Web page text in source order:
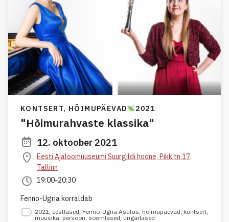
KONTSERT, HÕIMUPÄEVAD 2021
"Hõimurahvaste klassika"
12. oktoober 2021
Eesti Ajaloomuuseumi Suurgildi hoone, Pikk tn 17,
Tallinn
19:00-20:30
Fenno-Ugria korraldab
2021 eestlased Fenno-Ugria Asutus hõimupäevad kontsert
muusika persoon soomlased ungarlased